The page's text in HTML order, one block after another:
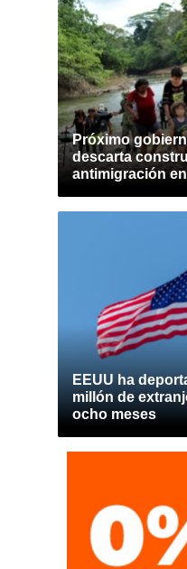
Próximo
descarta
antimigración
EEUU ha
millón de
ocho meses